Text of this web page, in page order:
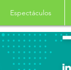
Espectáculos